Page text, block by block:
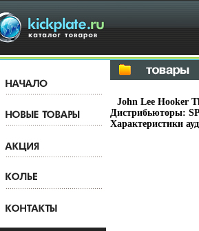
John Lee Hooker
Дистрибьюторы:
Характеристики